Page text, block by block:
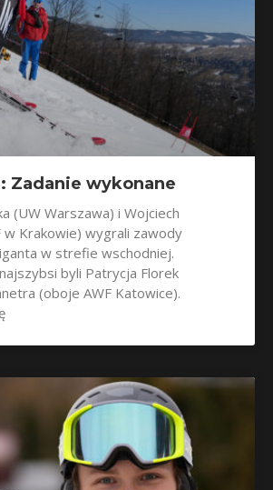
Zadanie wykonane
(UW Warszawa) i Wojciech
w Krakowie) wygrali zawody
w strefie wschodniej.
byli Patrycja Florek
(oboje AWF Katowice).